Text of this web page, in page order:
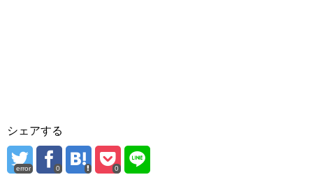
シェアする
error 0 0